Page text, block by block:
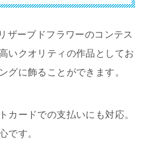
ザーブドフラワーのコンテス
いクオリティの作品としてお
グに飾ることができます。
カードでの支払いにも対応。
です。